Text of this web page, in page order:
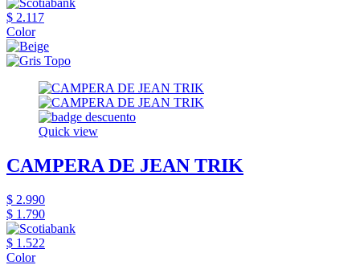
$ 2.117
Color
Quick view
CAMPERA DE JEAN TRIK
$ 2.990
$ 1.790
$ 1.522
Color